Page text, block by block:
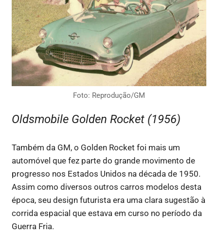
Foto: Reprodução/GM
Oldsmobile Golden Rocket (1956)
Também da GM, o Golden Rocket foi mais um
automóvel que fez parte do grande movimento de
progresso nos Estados Unidos na década de 1950.
Assim como diversos outros carros modelos desta
época, seu design futurista era uma clara sugestão à
corrida espacial que estava em curso no período da
Guerra Fria.